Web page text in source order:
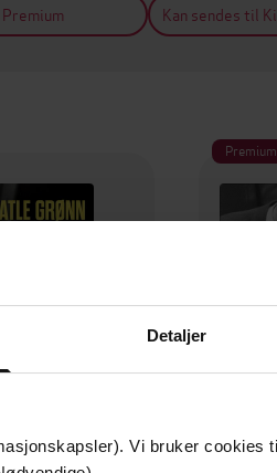
Detaljer
Vi bruker cookies
Kan sendes til
Premium